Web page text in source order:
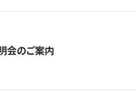
会のご案内